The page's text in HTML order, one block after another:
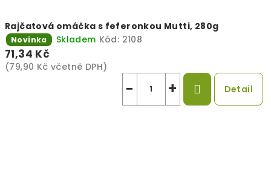
Rajčatová omáčka s feferonkou Mutti, 280g
Novinka Skladem Kód: 2108
71,34 Kč
(79,90 Kč včetně DPH)
+
− Detail